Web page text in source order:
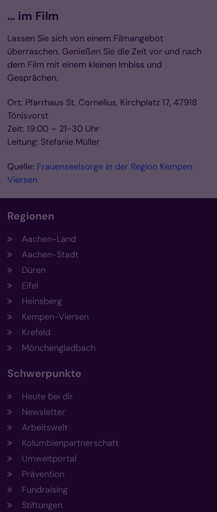
… im Film
Lassen Sie sich von einem Filmangebot
überraschen. Genießen Sie die Zeit vor und nach
dem Film mit einem kleinen Imbiss und
Gesprächen.
Ort: Pfarrhaus St. Cornelius, Kirchplatz 17, 47918
Tönisvorst
Zeit: 19:00 – 21-30 Uhr
Leitung: Stefanie Müller
Quelle: Frauenseelsorge in der Region Kempen
Viersen
Regionen
Aachen-Land
Aachen-Stadt
Düren
Eifel
Heinsberg
Kempen-Viersen
Krefeld
Mönchengladbach
Schwerpunkte
Heute bei dir
Newsletter
Arbeitswelt
Kolumbienpartnerschaft
Umweltportal
Prävention
Fundraising
Stiftungen